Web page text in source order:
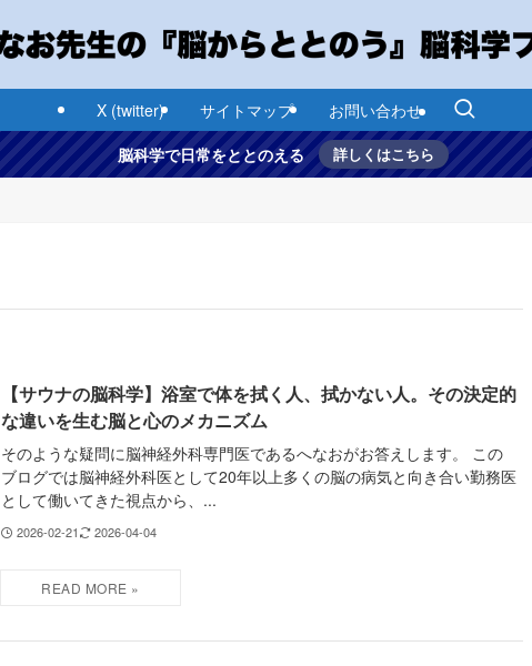
X (twitter) サイトマップ
お問い合わせ
脳科学で日常をととのえる
詳しくはこちら
【サウナの脳科学】浴室で体を拭く人、拭かない人。その決定的
な違いを生む脳と心のメカニズム
そのような疑問に脳神経外科専門医であるへなおがお答えします。 この
ブログでは脳神経外科医として20年以上多くの脳の病気と向き合い勤務医
として働いてきた視点から、...
2026-02-21 2026-04-04